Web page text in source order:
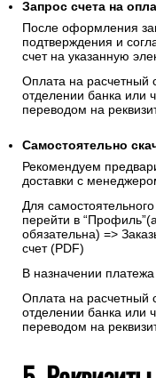
Запрос счета на
После оформления
подтверждения и
счет на указанную
Оплата на расчетный
отделении банка или
переводом на
Самостоятельно
Рекомендуем
доставки с
Для
перейти в
обязательна) =>
счет (PDF)
В назначении
Оплата на расчетный
отделении банка или
переводом на